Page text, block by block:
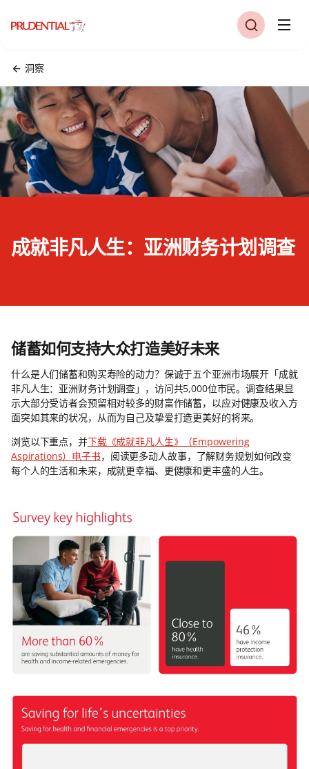
洞察
成就非凡人生：亚洲财务计划调查
储蓄如何支持大众打造美好未来
什么是人们储蓄和购买寿险的动力？保诚于五个亚洲市场展开「成就
非凡人生：亚洲财务计划调查」，访问共5,000位市民。调查结果显
示大部分受访者会预留相对较多的财富作储蓄，以应对健康及收入方
面突如其来的状况，从而为自己及挚爱打造更美好的将来。
浏览以下重点，并下载《成就非凡人生》（Empowering
Aspirations）电子书，阅读更多动人故事，了解财务规划如何改变
每个人的生活和未来，成就更幸福、更健康和更丰盛的人生。